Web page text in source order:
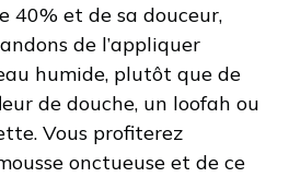
40% et de sa douceur,
de l’appliquer
humide, plutôt que de
de douche, un loofah ou
Vous profiterez
onctueuse et de ce